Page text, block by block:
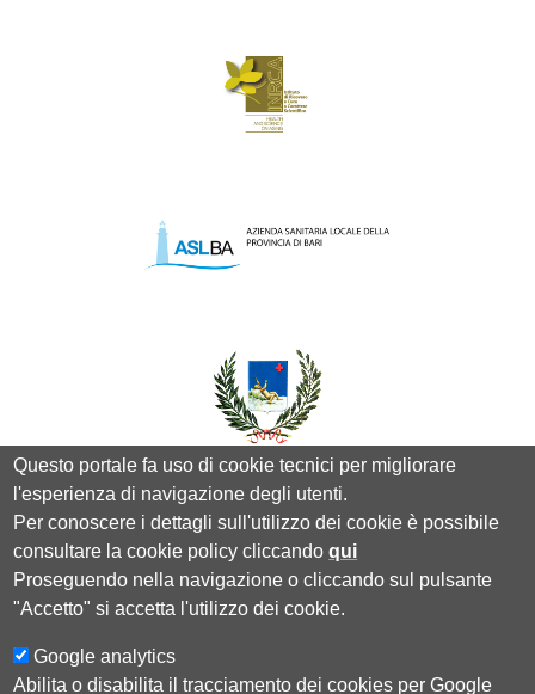
PRIVACY POLICY
Questo portale fa uso di cookie tecnici per migliorare
l'esperienza di navigazione degli utenti.
Per conoscere i dettagli sull'utilizzo dei cookie è possibile
consultare la cookie policy cliccandoqui
Proseguendo nella navigazione o cliccando sul pulsante
"Accetto" si accetta l'utilizzo dei cookie.
Google analytics
Abilita o disabilita il tracciamento dei cookies per Google